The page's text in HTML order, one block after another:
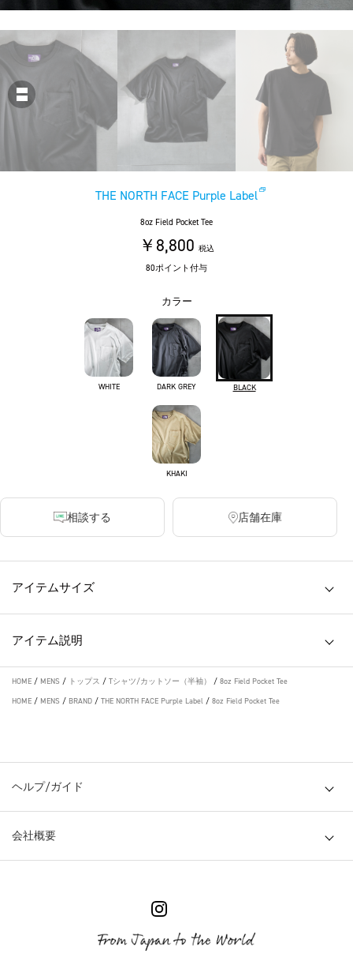
THE NORTH FACE Purple Label
8oz Field Pocket Tee
￥8,800 税込
80ポイント付与
カラー
WHITE DARK GREY BLACK
KHAKI
相談する 店舗在庫
アイテムサイズ
アイテム説明
HOME / MENS / トップス / Tシャツ/カットソー（半袖） / 8oz Field Pocket Tee
HOME / MENS / BRAND / THE NORTH FACE Purple Label / 8oz Field Pocket Tee
ヘルプ/ガイド
会社概要